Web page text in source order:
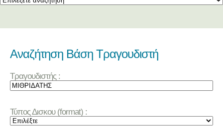
Αναζήτηση Βάση Τραγουδιστή
Τραγουδιστής :
Τύπος Δισκου (format) :